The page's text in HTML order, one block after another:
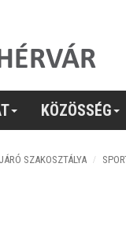
KÖZÖSSÉG
SZAKOSZTÁLYA